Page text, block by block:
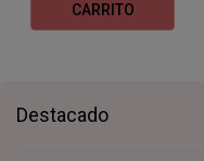
CARRITO
Destacado